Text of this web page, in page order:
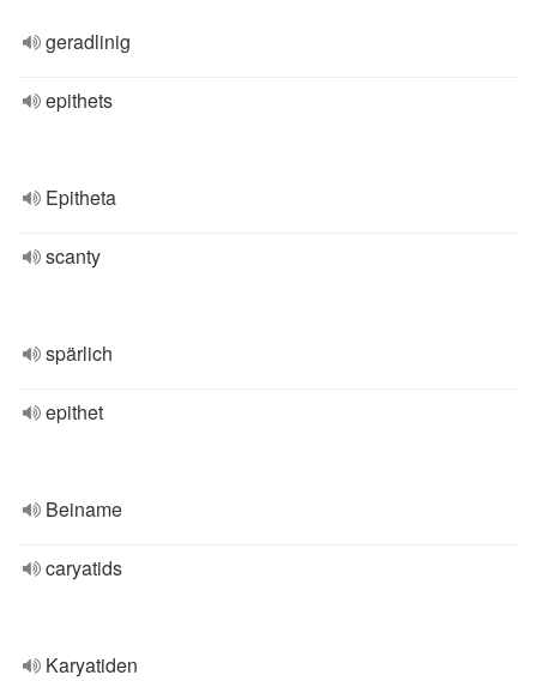
geradlinig
epithets
Epitheta
scanty
spärlich
epithet
Beiname
caryatids
Karyatiden